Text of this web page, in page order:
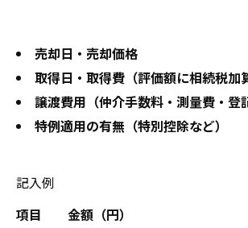
売却日・売却価格
取得日・取得費（評価額に相続税加
譲渡費用（仲介手数料・測量費・登
特例適用の有無（特別控除など）
記入例
項目
金額（円）